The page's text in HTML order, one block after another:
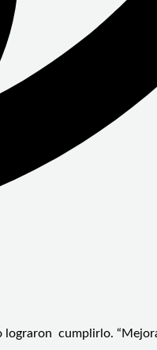
lograron cumplirlo.